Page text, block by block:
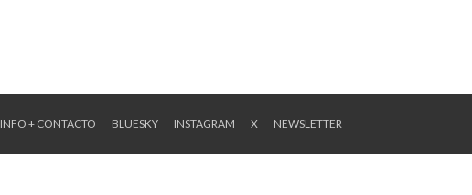
INFO + CONTACTO BLUESKY INSTAGRAM X NEWSLETTER